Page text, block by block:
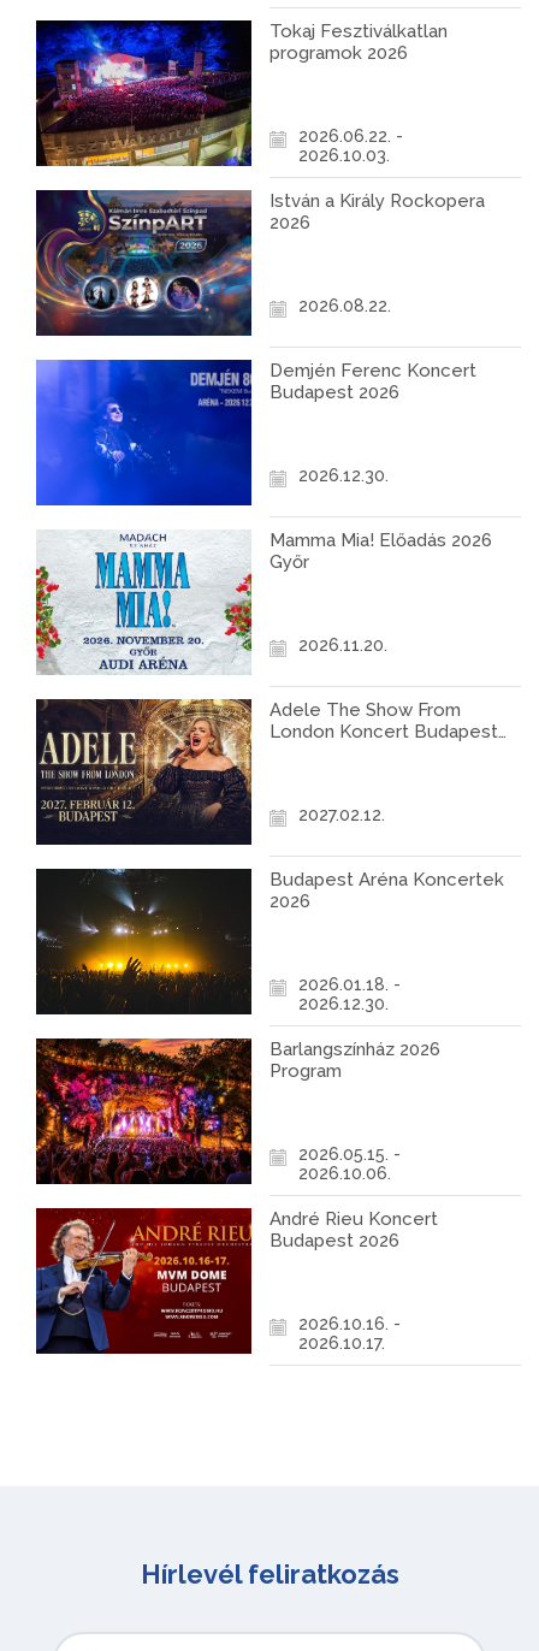
Tokaj Fesztiválkatlan
programok 2026
2026.06.22. -
2026.10.03.
István a Király Rockopera
2026
2026.08.22.
Demjén Ferenc Koncert
Budapest 2026
2026.12.30.
Mamma Mia! Előadás 2026
Győr
2026.11.20.
Adele The Show From
London Koncert Budapest
2027.02.12.
Budapest Aréna Koncertek
2026
2026.01.18. -
2026.12.30.
Barlangszínház 2026
Program
2026.05.15. -
2026.10.06.
André Rieu Koncert
Budapest 2026
2026.10.16. -
2026.10.17.
Hírlevél feliratkozás